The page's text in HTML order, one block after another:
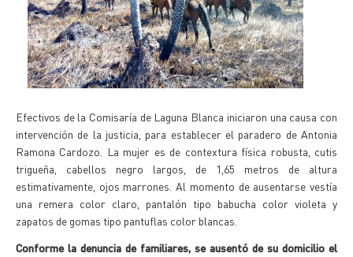
Efectivos de la Comisaría de Laguna Blanca iniciaron una causa con
intervención de la justicia, para establecer el paradero de Antonia
Ramona Cardozo. La mujer es de contextura física robusta, cutis
trigueña, cabellos negro largos, de 1,65 metros de altura
estimativamente, ojos marrones. Al momento de ausentarse vestía
una remera color claro, pantalón tipo babucha color violeta y
zapatos de gomas tipo pantuflas color blancas.
Conforme la denuncia de familiares, se ausentó de su domicilio el